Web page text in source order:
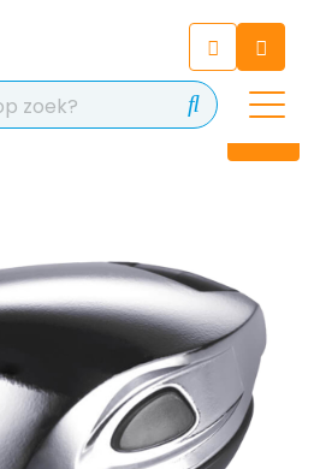
7 met onze chatbot